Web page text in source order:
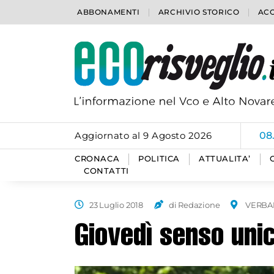
ABBONAMENTI ARCHIVIO STORICO
Aggiornato al 9 Agosto 2026
CRONACA POLITICA ATTUALITA’
CONTATTI
23 Luglio 2018 di Redazione
Giovedì senso